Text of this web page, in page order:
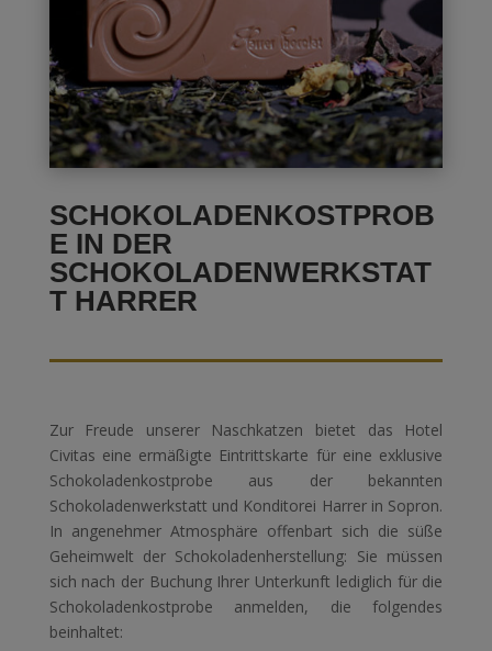
SCHOKOLADENKOSTPROB
E IN DER
SCHOKOLADENWERKSTAT
T HARRER
Zur Freude unserer Naschkatzen bietet das Hotel
Civitas eine ermäßigte Eintrittskarte für eine exklusive
Schokoladenkostprobe aus der bekannten
Schokoladenwerkstatt und Konditorei Harrer in Sopron.
In angenehmer Atmosphäre offenbart sich die süße
Geheimwelt der Schokoladenherstellung: Sie müssen
sich nach der Buchung Ihrer Unterkunft lediglich für die
Schokoladenkostprobe anmelden, die folgendes
beinhaltet: